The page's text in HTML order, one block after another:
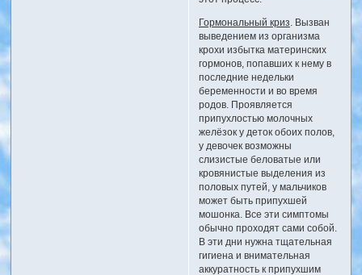
Гормональный криз . Вызван
выведением из организма
крохи избытка материнских
гормонов, попавших к нему в
последние недельки
беременности и во время
родов. Проявляется
припухлостью молочных
желёзок у деток обоих полов,
у девочек возможны
слизистые беловатые или
кровянистые выделения из
половых путей, у мальчиков
может быть припухшей
мошонка. Все эти симптомы
обычно проходят сами собой.
В эти дни нужна тщательная
гигиена и внимательная
аккуратность к припухшим